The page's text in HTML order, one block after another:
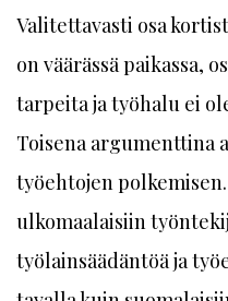
Valitettavasti osa
on väärässä paikassa,
tarpeita ja työhalu ei
Toisena
työehtojen
ulkomaalaisiin
työlainsäädäntöä ja